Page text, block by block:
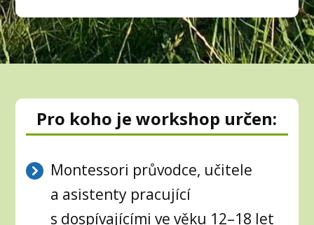
Pro koho je workshop určen:
Montessori průvodce, učitele
a asistenty pracující
s dospívajícími ve věku 12–18 let